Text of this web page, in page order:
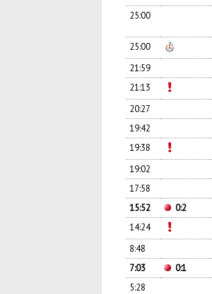
25:00
25:00
21:59
21:13
20:27
19:42
19:38
19:02
17:58
15:52
0:2
14:24
8:48
7:03
0:1
5:28